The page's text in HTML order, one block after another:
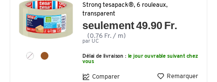
Strong tesapack®, 6 rouleaux,
transparent
seulement 49.90 Fr.
(0.76 Fr. / m)
par UC
Délai de livraison : le jour ouvrable suivant chez
vous
Comparer Remarquer